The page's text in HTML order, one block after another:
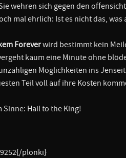
wehren sich gegen den
mal ehrlich: Ist es nicht das, was
Foreverwird bestimmt kein
kaum eine Minute ohne
Möglichkeiten ins
Teil voll auf ihre Kosten
Sinne: Hail to the King!
plonki}